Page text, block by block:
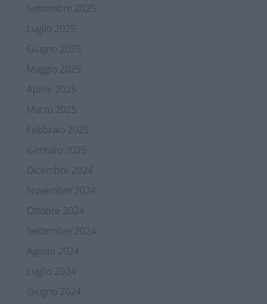
Settembre 2025
Luglio 2025
Giugno 2025
Maggio 2025
Aprile 2025
Marzo 2025
Febbraio 2025
Gennaio 2025
Dicembre 2024
Novembre 2024
Ottobre 2024
Settembre 2024
Agosto 2024
Luglio 2024
Giugno 2024